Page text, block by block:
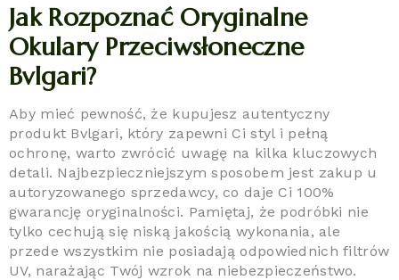
Jak Rozpoznać Oryginalne
Okulary Przeciwsłoneczne
Bvlgari?
Aby mieć pewność, że kupujesz autentyczny
produkt Bvlgari, który zapewni Ci styl i pełną
ochronę, warto zwrócić uwagę na kilka kluczowych
detali. Najbezpieczniejszym sposobem jest zakup u
autoryzowanego sprzedawcy, co daje Ci 100%
gwarancję oryginalności. Pamiętaj, że podróbki nie
tylko cechują się niską jakością wykonania, ale
przede wszystkim nie posiadają odpowiednich filtrów
UV, narażając Twój wzrok na niebezpieczeństwo.